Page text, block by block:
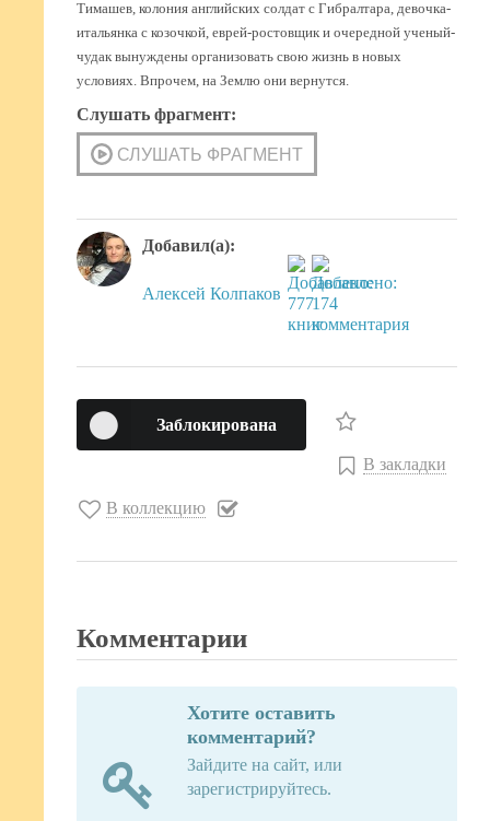
Тимашев, колония английских солдат с Гибралтара, девочка-
итальянка с козочкой, еврей-ростовщик и очередной ученый-
чудак вынуждены организовать свою жизнь в новых
условиях. Впрочем, на Землю они вернутся.
Слушать фрагмент:
Добавил(а):
Алексей Колпаков
Заблокирована
В закладки
В коллекцию
Комментарии
Хотите оставить
комментарий?
Зайдите на сайт, или
зарегистрируйтесь.